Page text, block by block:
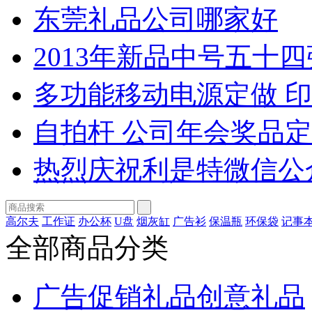
东莞礼品公司哪家好
2013年新品中号五十
多功能移动电源定做
自拍杆 公司年会奖品
热烈庆祝利是特微信
高尔夫 工作证 办公杯 U盘 烟灰缸 广告衫 保温瓶 环保袋 记事
全部商品分类
广告促销礼品创意礼品